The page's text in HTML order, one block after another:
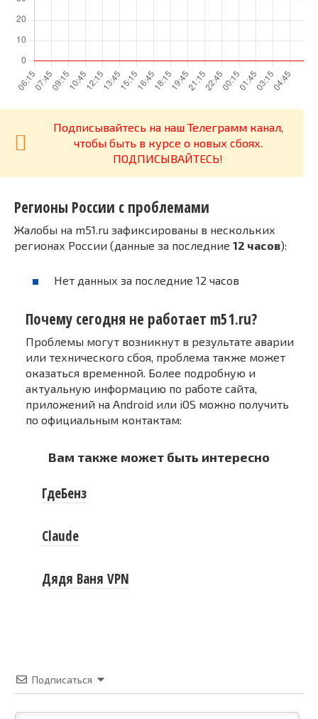
Подписывайтесь на наш Телеграмм канал,
чтобы быть в курсе о новых сбоях.
ПОДПИСЫВАЙТЕСЬ!
Регионы России с проблемами
Жалобы на m51.ru зафиксированы в нескольких
регионах России (данные за последние 12 часов):
Нет данных за последние 12 часов
Почему сегодня не работает m51.ru?
Проблемы могут возникнут в результате аварии
или технического сбоя, проблема также может
оказаться временной. Более подробную и
актуальную информацию по работе сайта,
приложений на Android или iOS можно получить
по официальным контактам:
Вам также может быть интересно
ГдеБенз
Claude
Дядя Ваня VPN
Подписаться